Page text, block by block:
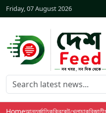
Friday, 07 August 2026